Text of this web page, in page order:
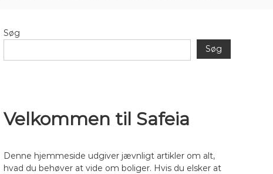
Søg
Søg
Velkommen til Safeia
Denne hjemmeside udgiver jævnligt artikler om alt,
hvad du behøver at vide om boliger. Hvis du elsker at